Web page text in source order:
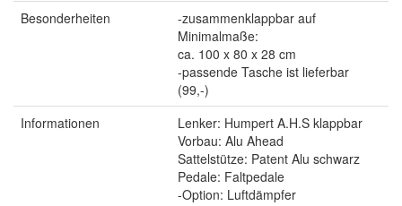
Besonderheiten
-zusammenklappbar auf
Minimalmaße:
ca. 100 x 80 x 28 cm
-passende Tasche ist lieferbar
(99,-)
Informationen
Lenker: Humpert A.H.S klappbar
Vorbau: Alu Ahead
Sattelstütze: Patent Alu schwarz
Pedale: Faltpedale
-Option: Luftdämpfer